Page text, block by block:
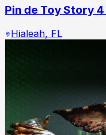
Pin de Toy Story
Hialeah, FL